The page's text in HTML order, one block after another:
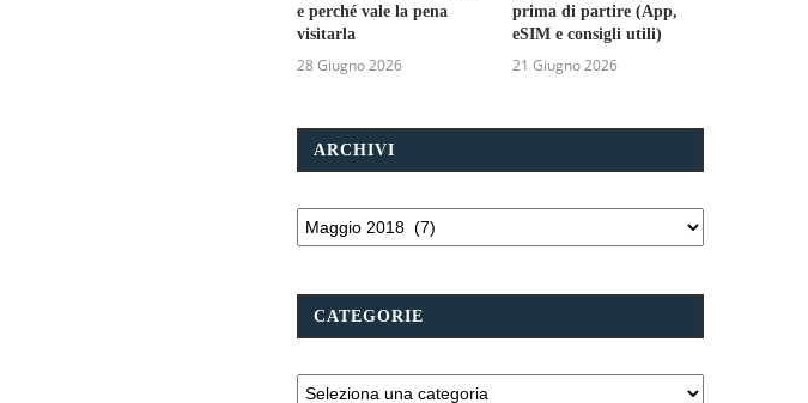
e perché vale la pena
visitarla
28 Giugno 2026
prima di partire (App,
eSIM e consigli utili)
21 Giugno 2026
ARCHIVI
CATEGORIE